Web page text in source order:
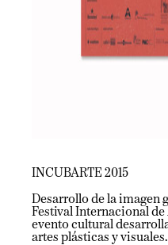
INCUBARTE 2015
Desarrollo de la imagen
Festival Internacional
evento cultural
artes plásticas y visuales.